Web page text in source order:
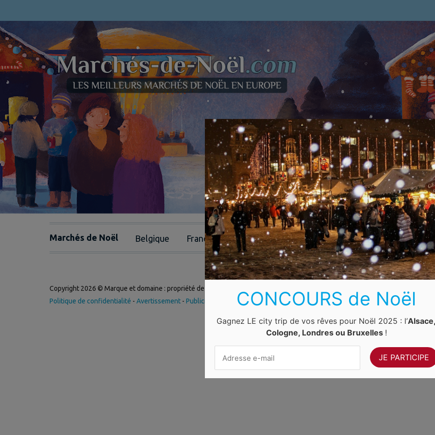
Marchés de Noël Belgique France Luxembourg Allemagne Pays-Bas Suisse
Copyright 2026 © Marque et domaine : propriété de
Politique de confidentialité - Avertissement - Publicité Contact -Newsletter
CONCOURS de Noël
Gagnez LE city trip de vos rêves pour Noël 2025 : l’
Cologne, Londres ou Bruxelles !